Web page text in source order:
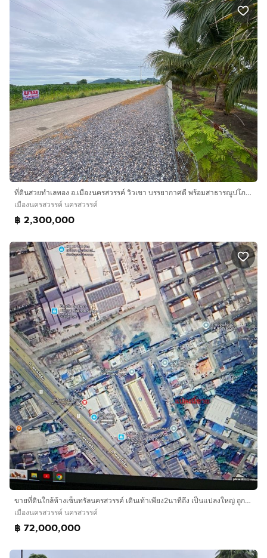
ที่ดินสวยทำเลทอง อ.เมืองนครสวรรค์ วิวเขา บรรยากาศดี พร้อมสาธารณูปโภคครบครัน
เมืองนครสวรรค์ นครสวรรค์
฿ 2,300,000
ขายที่ดินใกล้ห้างเซ็นทรัลนครสวรรค์ เดินเท้าเพียง2นาทีถึง เป็นแปลงใหญ่ ถูกและสวยสุด ในบริเวณนี้
เมืองนครสวรรค์ นครสวรรค์
฿ 72,000,000